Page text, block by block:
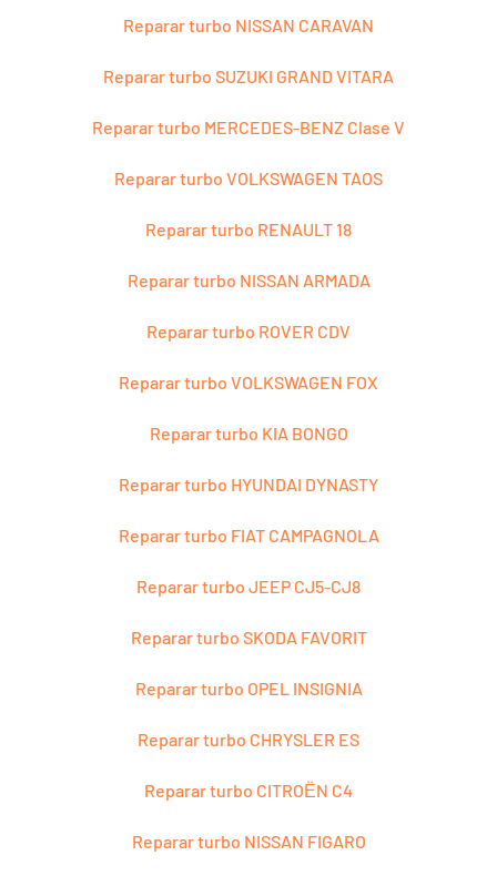
Reparar turbo NISSAN CARAVAN
Reparar turbo SUZUKI GRAND VITARA
Reparar turbo MERCEDES-BENZ Clase V
Reparar turbo VOLKSWAGEN TAOS
Reparar turbo RENAULT 18
Reparar turbo NISSAN ARMADA
Reparar turbo ROVER CDV
Reparar turbo VOLKSWAGEN FOX
Reparar turbo KIA BONGO
Reparar turbo HYUNDAI DYNASTY
Reparar turbo FIAT CAMPAGNOLA
Reparar turbo JEEP CJ5-CJ8
Reparar turbo SKODA FAVORIT
Reparar turbo OPEL INSIGNIA
Reparar turbo CHRYSLER ES
Reparar turbo CITROЁN C4
Reparar turbo NISSAN FIGARO